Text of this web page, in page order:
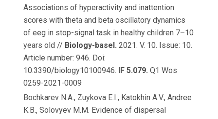
Associations of hyperactivity and inattention
scores with theta and beta oscillatory dynamics
of eeg in stop-signal task in healthy children 7–10
years old // Biology-basel. 2021. V. 10. Issue: 10.
Article number: 946. Doi:
10.3390/biology10100946. IF 5.079. Q1 Wos
0259-2021-0009
Bochkarev N.A., Zuykova E.I., Katokhin A.V., Andree
K.B., Solovyev M.M. Evidence of dispersal